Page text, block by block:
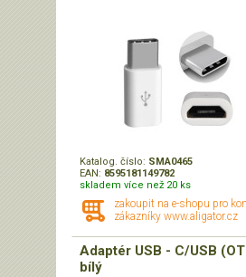
Katalog. číslo: SMA0465
EAN: 8595181149782
skladem více než 20 ks
zakoupit na e-shopu pro
zákazníky www.aligator.cz
Adaptér USB - C/USB
bílý